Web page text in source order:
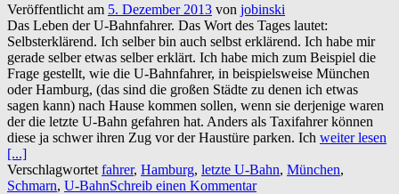
Veröffentlicht am 5. Dezember 2013 von jobinski
Das Leben der U-Bahnfahrer. Das Wort des Tages lautet:
Selbsterklärend. Ich selber bin auch selbst erklärend. Ich habe mir
gerade selber etwas selber erklärt. Ich habe mich zum Beispiel die
Frage gestellt, wie die U-Bahnfahrer, in beispielsweise München
oder Hamburg, (das sind die großen Städte zu denen ich etwas
sagen kann) nach Hause kommen sollen, wenn sie derjenige waren
der die letzte U-Bahn gefahren hat. Anders als Taxifahrer können
diese ja schwer ihren Zug vor der Haustüre parken. Ich weiter lesen
[...]
Verschlagwortet fahrer, Hamburg, letzte U-Bahn, München,
Schmarn, U-BahnSchreib einen Kommentar